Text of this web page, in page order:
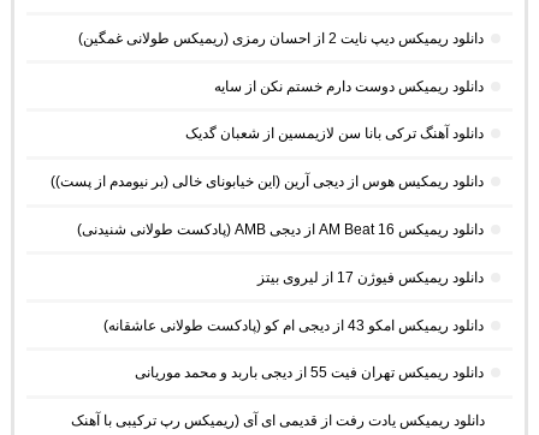
دانلود ریمیکس دیپ نایت 2 از احسان رمزی (ریمیکس طولانی غمگین)
دانلود ریمیکس دوست دارم خستم نکن از سایه
دانلود آهنگ ترکی بانا سن لازیمسین از شعبان گدیک
دانلود ریمکیس هوس از دیجی آرین (این خیابونای خالی (بر نیومدم از پست))
دانلود ریمیکس AM Beat 16 از دیجی AMB (پادکست طولانی شنیدنی)
دانلود ریمیکس فیوژن 17 از لیروی بیتز
دانلود ریمیکس امکو 43 از دیجی ام کو (پادکست طولانی عاشقانه)
دانلود ریمیکس تهران فیت 55 از دیجی باربد و محمد موریانی
دانلود ریمیکس یادت رفت از قدیمی ای آی (ریمیکس رپ ترکیبی با آهنک